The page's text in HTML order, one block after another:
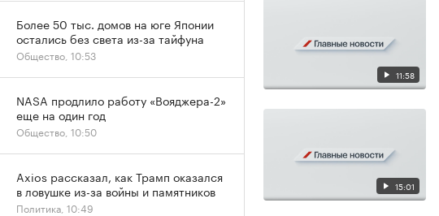
11:58
15:01
Более 50 тыс. домов на юге Японии
остались без света из-за тайфуна
Общество, 10:53
NASA продлило работу «Вояджера-2»
еще на один год
Общество, 10:50
Axios рассказал, как Трамп оказался
в ловушке из-за войны и памятников
Политика, 10:49